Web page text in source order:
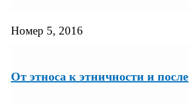
Номер 5, 2016
От этноса к этничности и после